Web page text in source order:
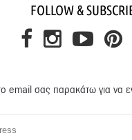
FOLLOW &
email σας παρακάτω για να